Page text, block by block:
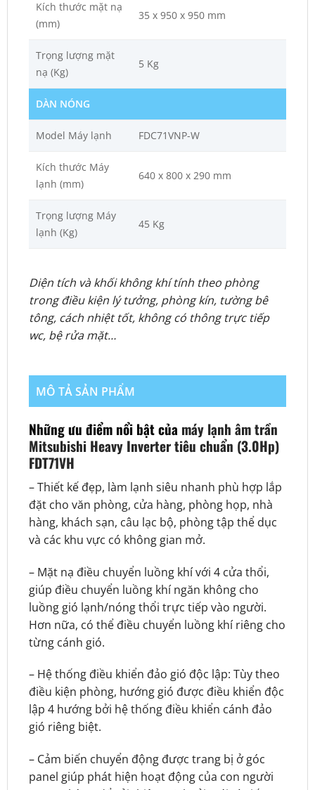
Kích thước mặt nạ
(mm)
35 x 950 x 950 mm
Trọng lượng mặt
nạ (Kg)
5 Kg
DÀN NÓNG
Model Máy lạnh FDC71VNP-W
Kích thước Máy
lạnh (mm)
640 x 800 x 290 mm
Trọng lượng Máy
lạnh (Kg)
45 Kg
Diện tích và khối không khí tính theo phòng
trong điều kiện lý tưởng, phòng kín, tường bê
tông, cách nhiệt tốt, không có thông trực tiếp
wc, bệ rửa mặt…
MÔ TẢ SẢN PHẨM
Những ưu điểm nổi bật của máy lạnh âm trần
Mitsubishi Heavy Inverter tiêu chuẩn (3.0Hp)
FDT71VH
– Thiết kế đẹp, làm lạnh siêu nhanh phù hợp lắp
đặt cho văn phòng, cửa hàng, phòng họp, nhà
hàng, khách sạn, câu lạc bộ, phòng tập thể dục
và các khu vực có không gian mở.
– Mặt nạ điều chuyển luồng khí với 4 cửa thổi,
giúp điều chuyển luồng khí ngăn không cho
luồng gió lạnh/nóng thổi trực tiếp vào người.
Hơn nữa, có thể điều chuyển luồng khí riêng cho
từng cánh gió.
– Hệ thống điều khiển đảo gió độc lập: Tùy theo
điều kiện phòng, hướng gió được điều khiển độc
lập 4 hướng bởi hệ thống điều khiển cánh đảo
gió riêng biệt.
– Cảm biến chuyển động được trang bị ở góc
panel giúp phát hiện hoạt động của con người